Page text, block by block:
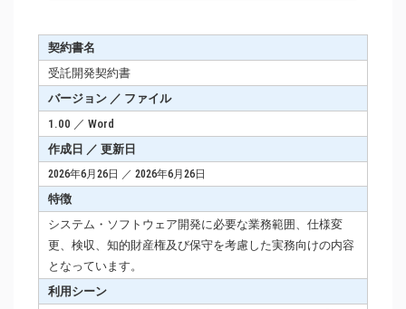
契約書名
受託開発契約書
バージョン ／ ファイル
1.00 ／ Word
作成日 ／ 更新日
2026年6月26日 ／ 2026年6月26日
特徴
システム・ソフトウェア開発に必要な業務範囲、仕様変
更、検収、知的財産権及び保守を考慮した実務向けの内容
となっています。
利用シーン